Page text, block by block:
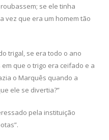
se ele tinha
vez que era um homem tão
trigal, se era todo o ano
que o trigo era ceifado e a
o Marquês quando a
ele se divertia?”
pela instituição